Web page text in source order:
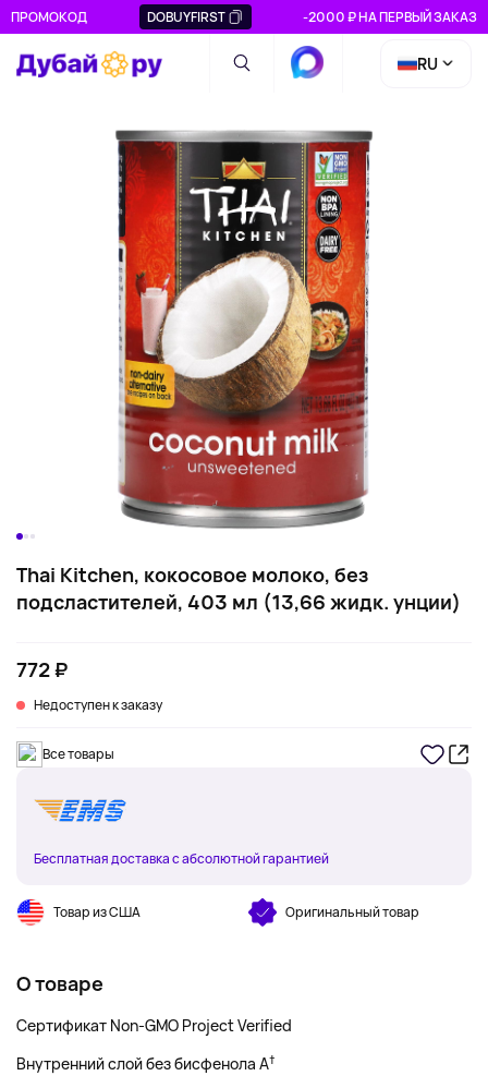
ПРОМОКОД DOBUYFIRST -2000 ₽ НА ПЕРВЫЙ ЗАКАЗ
RU
Thai Kitchen, кокосовое молоко, без
подсластителей, 403 мл (13,66 жидк. унции)
772 ₽
Недоступен к заказу
Все товары
Бесплатная доставка с абсолютной гарантией
Товар из США Оригинальный товар
О товаре
Сертификат Non-GMO Project Verified
Внутренний слой без бисфенола A†